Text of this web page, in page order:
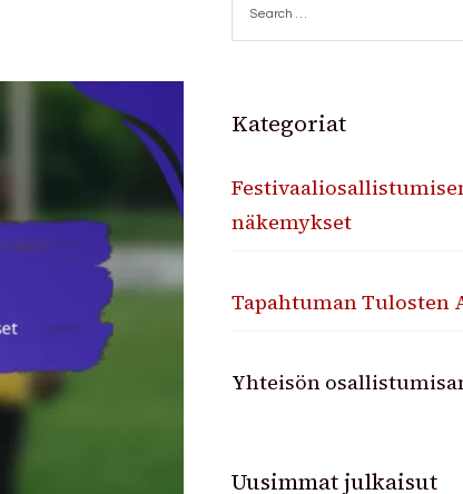
for:
Kategoriat
näkemykset
Tapahtuman Tulosten
Yhteisön
Uusimmat julkaisut